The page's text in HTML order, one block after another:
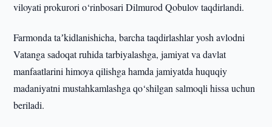
viloyati prokurori o‘rinbosari Dilmurod Qobulov taqdirlandi.
Farmonda taʼkidlanishicha, barcha taqdirlashlar yosh avlodni
Vatanga sadoqat ruhida tarbiyalashga, jamiyat va davlat
manfaatlarini himoya qilishga hamda jamiyatda huquqiy
madaniyatni mustahkamlashga qo‘shilgan salmoqli hissa uchun
beriladi.